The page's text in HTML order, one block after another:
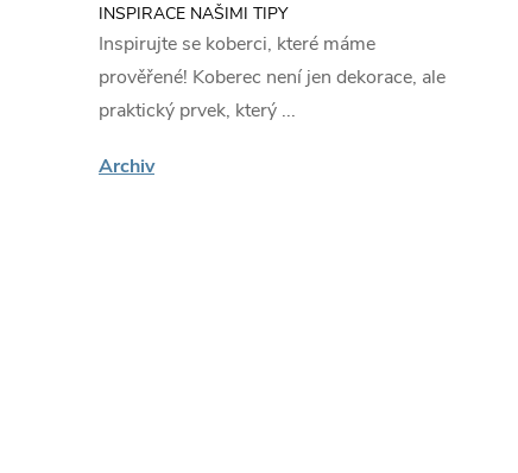
INSPIRACE NAŠIMI TIPY
Inspirujte se koberci, které máme
prověřené! Koberec není jen dekorace, ale
praktický prvek, který ...
Archiv